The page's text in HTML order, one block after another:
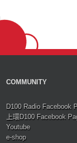
COMMUNITY
D100 Radio Facebook
上環D100 Facebook
Youtube
e-shop